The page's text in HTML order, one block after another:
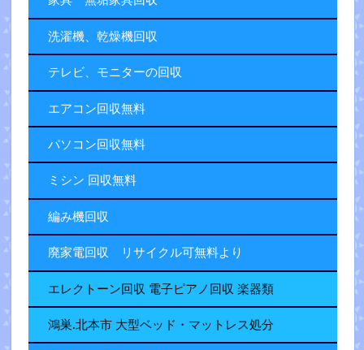
洗濯機、乾燥機回収
テレビ、モニターの回収
エアコン回収無料
パソコン回収無料
ミシン 回収無料
編み機回収
廃家電回収 リサイクル可無料より
エレクトーン回収 電子ピアノ回収 楽器類
鴻巣.北本市 大型ベッド・マットレス処分